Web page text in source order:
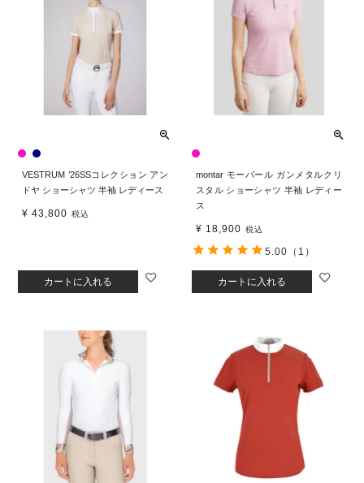
VESTRUM ’26SSコレクション アン
ドヤ ショーシャツ 半袖 レディース
¥ 43,800 税込
カートに入れる
montar モーパール ガンメタルクリ
スタル ショーシャツ 半袖 レディー
ス
¥ 18,900 税込
カートに入れる
5.00 （1）